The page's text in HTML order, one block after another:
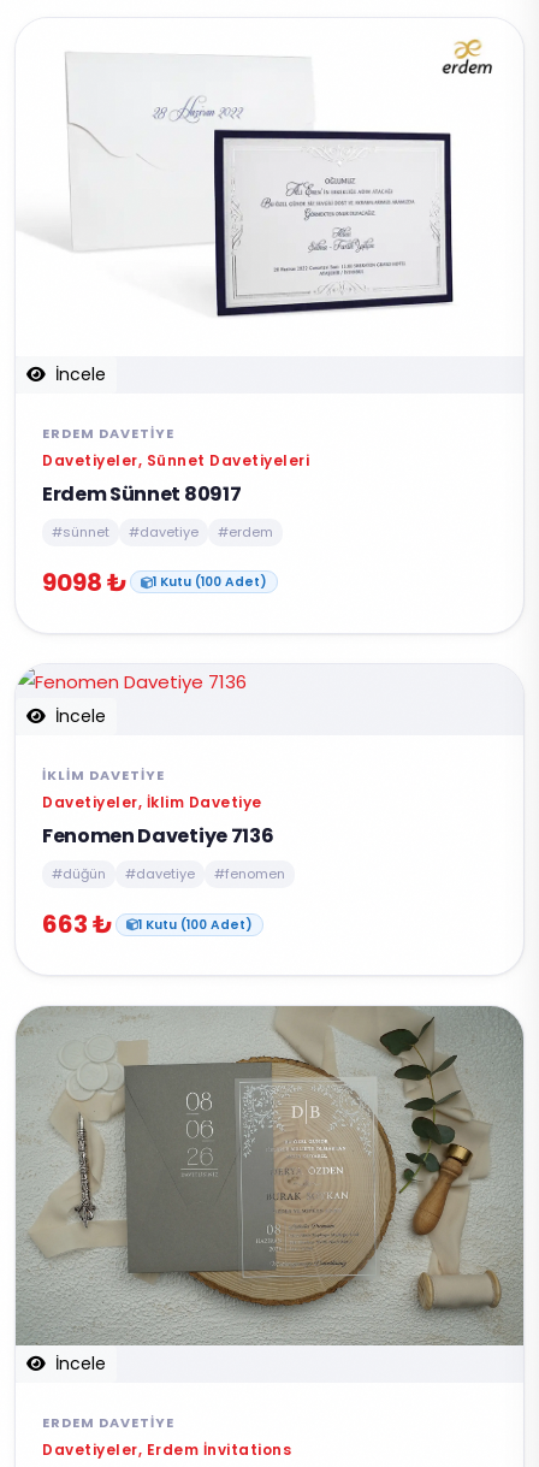
İncele
ERDEM DAVETIYE
Davetiyeler, Sünnet Davetiyeleri
Erdem Sünnet 80917
#sünnet #davetiye #erdem
9098 ₺ 1 Kutu (100 Adet)
İncele
İKLIM DAVETIYE
Davetiyeler, İklim Davetiye
Fenomen Davetiye 7136
#düğün #davetiye #fenomen
663 ₺ 1 Kutu (100 Adet)
İncele
ERDEM DAVETIYE
Davetiyeler, Erdem İnvitations